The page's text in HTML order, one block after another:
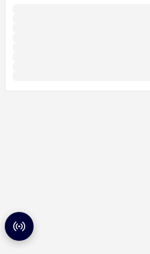
Radar de partidas